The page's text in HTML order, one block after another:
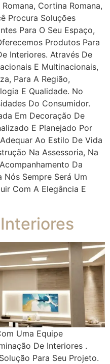
Cortina Romana,
Procura Soluções
Para O Seu Espaço,
Produtos Para
Interiores. Através De
E Multinacionais,
Para A Região,
E Qualidade. No
Do Consumidor.
Em Decoração De
E Planejado Por
Ao Estilo De Vida
Na Assessoria, Na
Da
Nós Sempre Será Um
Com A Elegância E
Uma Equipe
De Interiores .
Para Seu Projeto.